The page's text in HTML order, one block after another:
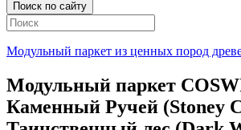
Поиск по сайту
Модульный паркет из ценных пород
Модульный паркет
Каменный Ручей (Stoney